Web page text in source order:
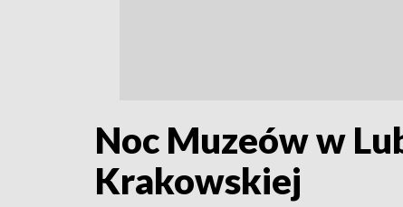
Noc Muzeów w
Krakowskiej